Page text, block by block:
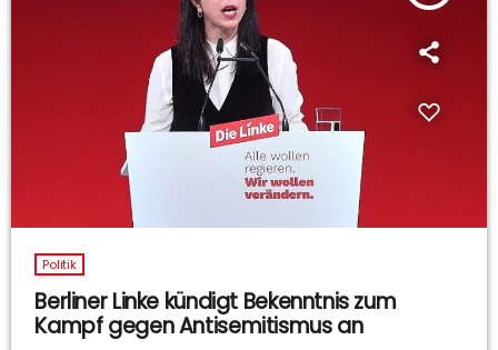
Politik
Berliner Linke kündigt Bekenntnis zum
Kampf gegen Antisemitismus an